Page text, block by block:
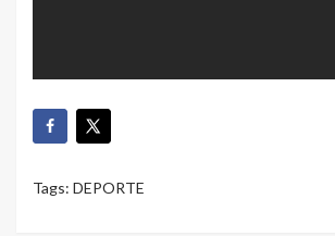
Tags: DEPORTE